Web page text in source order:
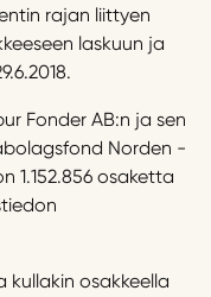
rajan liittyen
laskuun ja
Fonder AB:n ja sen
Norden -
1.152.856 osaketta
kullakin osakkeella